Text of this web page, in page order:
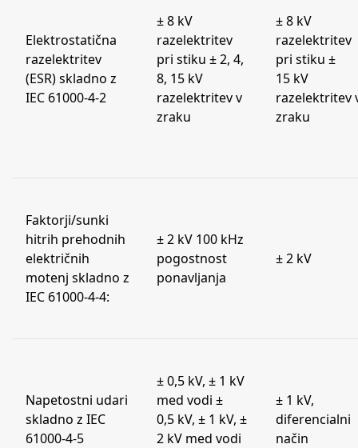
Elektrostatična
razelektritev
(ESR) skladno z
IEC 61000-4-2
± 8 kV
razelektritev
pri stiku ± 2, 4,
8, 15 kV
razelektritev v
zraku
± 8 kV
razelektritev
pri stiku ±
15 kV
razelektritev
zraku
Faktorji/sunki
hitrih prehodnih
električnih
motenj skladno z
IEC 61000-4-4:
± 2 kV 100 kHz
pogostnost
ponavljanja
± 2 kV
Napetostni udari
skladno z IEC
61000-4-5
± 0,5 kV, ± 1 kV
med vodi ±
0,5 kV, ± 1 kV, ±
2 kV med vodi
± 1 kV,
diferencialni
način